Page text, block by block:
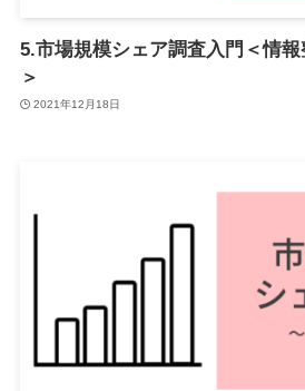
5.市場規模シェア調査入門＜情
＞
2021年12月18日